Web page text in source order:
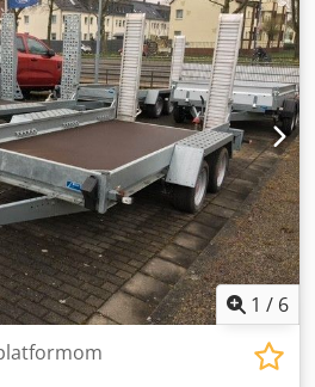
Potporni točak Utovarno-silazne
na greške i prethodnu
Anmsf
1 / 6